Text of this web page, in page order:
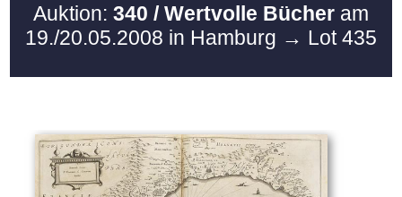
Auktion: 340 / Wertvolle Bücher am
19./20.05.2008 in Hamburg → Lot 435